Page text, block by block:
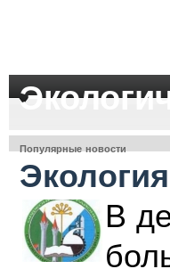
Популярные новости
В